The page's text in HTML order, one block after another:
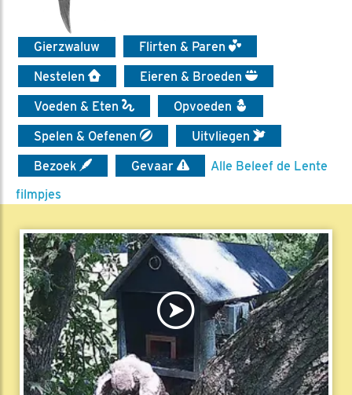
Gierzwaluw
Flirten & Paren
Nestelen
Eieren & Broeden
Voeden & Eten
Opvoeden
Spelen & Oefenen
Uitvliegen
Bezoek
Gevaar
Alle Beleef de Lente
filmpjes